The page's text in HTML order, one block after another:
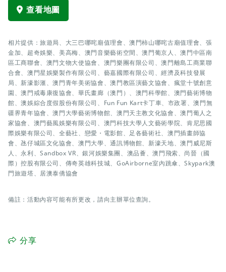
查看地圖
相片提供：旅遊局、大三巴哪咤廟值理會、澳門柿山哪咤古廟值理會、張
金加、超奇娛樂、美高梅、澳門音樂藝術空間、澳門葡京人、澳門中區南
區工商聯會、澳門文物大使協會、澳門樂團有限公司、澳門離島工商業聯
合會、澳門星娛樂製作有限公司、藝嘉國際有限公司、經濟及科技發展
局、新濠影滙、澳門青年美術協會、澳門教區演藝文協會、瘋堂十號創意
園、澳門戒毒康復協會、華氏畫廊（澳門）、澳門科學館、澳門藝術博物
館、澳娛綜合度假股份有限公司、Fun Fun Kart卡丁車、市政署、澳門無
疆界青年協會、澳門大學藝術博物館、澳門天主教文化協會、澳門葡人之
家協會、澳門藝風娛樂有限公司、澳門科技大學人文藝術學院、肯尼思國
際娛樂有限公司、全藝社、戀愛・電影館、足各藝術社、澳門插畫師協
會、氹仔城區文化協會、澳門大學、通訊博物館、新濠天地、澳門威尼斯
人、永利、Sandbox VR、銀河娛樂集團、澳品薈、澳門飛索、尚晉（國
際）控股有限公司、傳奇英雄科技城、GoAirborne室內跳傘、Skypark澳
門旅遊塔、居澳泰僑協會
備註：活動內容可能有所更改，請向主辦單位查詢。
分享